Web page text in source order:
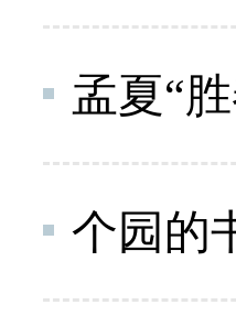
孟夏“
个园的